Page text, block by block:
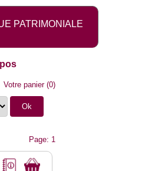
PATRIMONIALE
Votre panier(0)
Page: 1